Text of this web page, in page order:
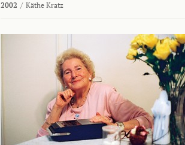
2002 / Käthe Kratz